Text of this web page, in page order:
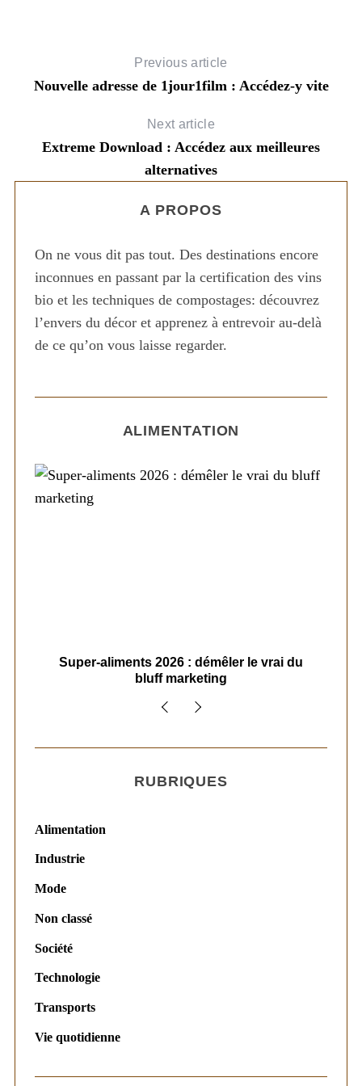
Previous article
Nouvelle adresse de 1jour1film : Accédez-y vite
Next article
Extreme Download : Accédez aux meilleures
alternatives
A PROPOS
On ne vous dit pas tout. Des destinations encore
inconnues en passant par la certification des vins
bio et les techniques de compostages: découvrez
l’envers du décor et apprenez à entrevoir au-delà
de ce qu’on vous laisse regarder.
ALIMENTATION
Super-aliments 2026 : démêler le vrai du
bluff marketing
RUBRIQUES
Alimentation
Industrie
Mode
Non classé
Société
Technologie
Transports
Vie quotidienne